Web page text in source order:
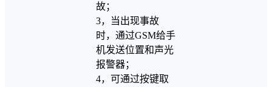
故；
3，当出现事故
时，通过GSM给手
机发送位置和声光
报警器；
4，可通过按键取